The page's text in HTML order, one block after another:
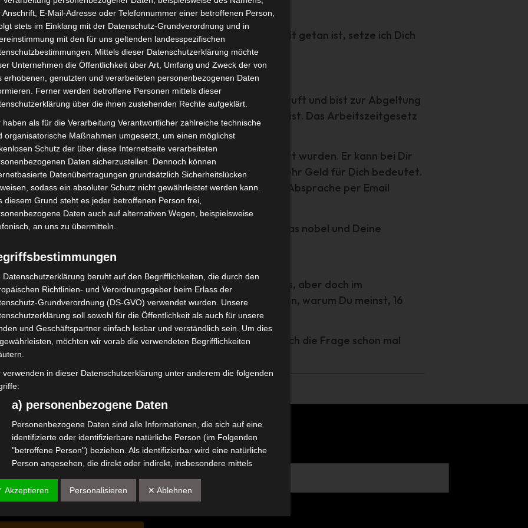
Tagessatz heißt 24 Stunden. Wenn Deine Arbeit getan ist, setze ich Dich
hast Du Lebenszeit an den Arbeitgeber verkauft und bist zur Abgeltung
Arbeit dazukommen, die nicht der Kern Deiner Anstellung ist. Das Arbeitszeitgesetz
dann, wie lange Du überhaupt arbeiten darfst.
Arbeiten zu verlangen, die vertraglich nicht vereinbart wurden. Er kann bei Dir
Arbeit zu erledigen. Das muss dann aber immer mehr Geld für Dich bedeutet.
ein Angebot erstellen oder zumindest die mündliche Absprache per Email
Dabei auch immer den Zusatzbetrag nennen.
oder einer Kollegin hilfst, weil Du bereits fertig bist, ist das nobel und Deine
Bar.
Zwar nicht im Sinne des Arbeitszeitgesetzes, aber doch im
Unfalles wird Deine Berufsunfallversicherung nachfragen, warum Du meinst, 16
sein. Wenn das Risiko allerdings höher ist, sollte man sich die Frage schon mal
für die eigene Tätigkeit hilft hier sehr.
Anschrift, E-Mail-Adresse oder Telefonnummer einer betroffenen Person,
stets im Einklang mit der Datenschutz-Grundverordnung und in
mit den für uns geltenden landesspezifischen
Mittels dieser Datenschutzerklärung möchte
Unternehmen die Öffentlichkeit über Art, Umfang und Zweck der von
erhobenen, genutzten und verarbeiteten personenbezogenen Daten
Ferner werden betroffene Personen mittels dieser
über die ihnen zustehenden Rechte aufgeklärt.
haben als für die Verarbeitung Verantwortlicher zahlreiche technische
organisatorische Maßnahmen umgesetzt, um einen möglichst
Schutz der über diese Internetseite verarbeiteten
Daten sicherzustellen. Dennoch können
Datenübertragungen grundsätzlich Sicherheitslücken
sodass ein absoluter Schutz nicht gewährleistet werden kann.
diesem Grund steht es jeder betroffenen Person frei,
Daten auch auf alternativen Wegen, beispielsweise
an uns zu übermitteln.
Datenschutzerklärung beruht auf den Begrifflichkeiten, die durch den
Richtlinien- und Verordnungsgeber beim Erlass der
Grundverordnung (DS-GVO) verwendet wurden. Unsere
soll sowohl für die Öffentlichkeit als auch für unsere
und Geschäftspartner einfach lesbar und verständlich sein. Um dies
möchten wir vorab die verwendeten Begrifflichkeiten
verwenden in dieser Datenschutzerklärung unter anderem die folgenden
a) personenbezogene Daten
Personenbezogene Daten sind alle Informationen, die sich auf eine
identifizierte oder identifizierbare natürliche Person (im Folgenden
"betroffene Person") beziehen. Als identifizierbar wird eine natürliche
Person angesehen, die direkt oder indirekt, insbesondere mittels
Kennnummer, zu Standortdaten, zu einer Online-Kennung oder zu
einem oder mehreren besonderen Merkmalen, die Ausdruck der
physischen, physiologischen, genetischen, psychischen,
Akzeptieren Personalisieren ✕ Ablehnen